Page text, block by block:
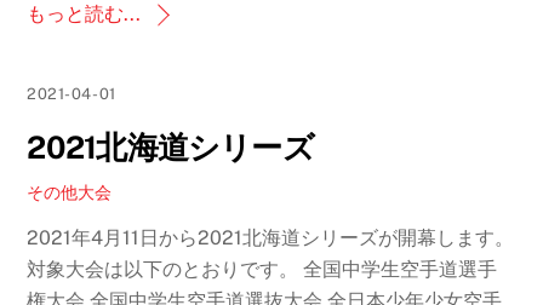
もっと読む...
2021-04-01
2021北海道シリーズ
その他大会
2021年4月11日から2021北海道シリーズが開幕します。
対象大会は以下のとおりです。 全国中学生空手道選手